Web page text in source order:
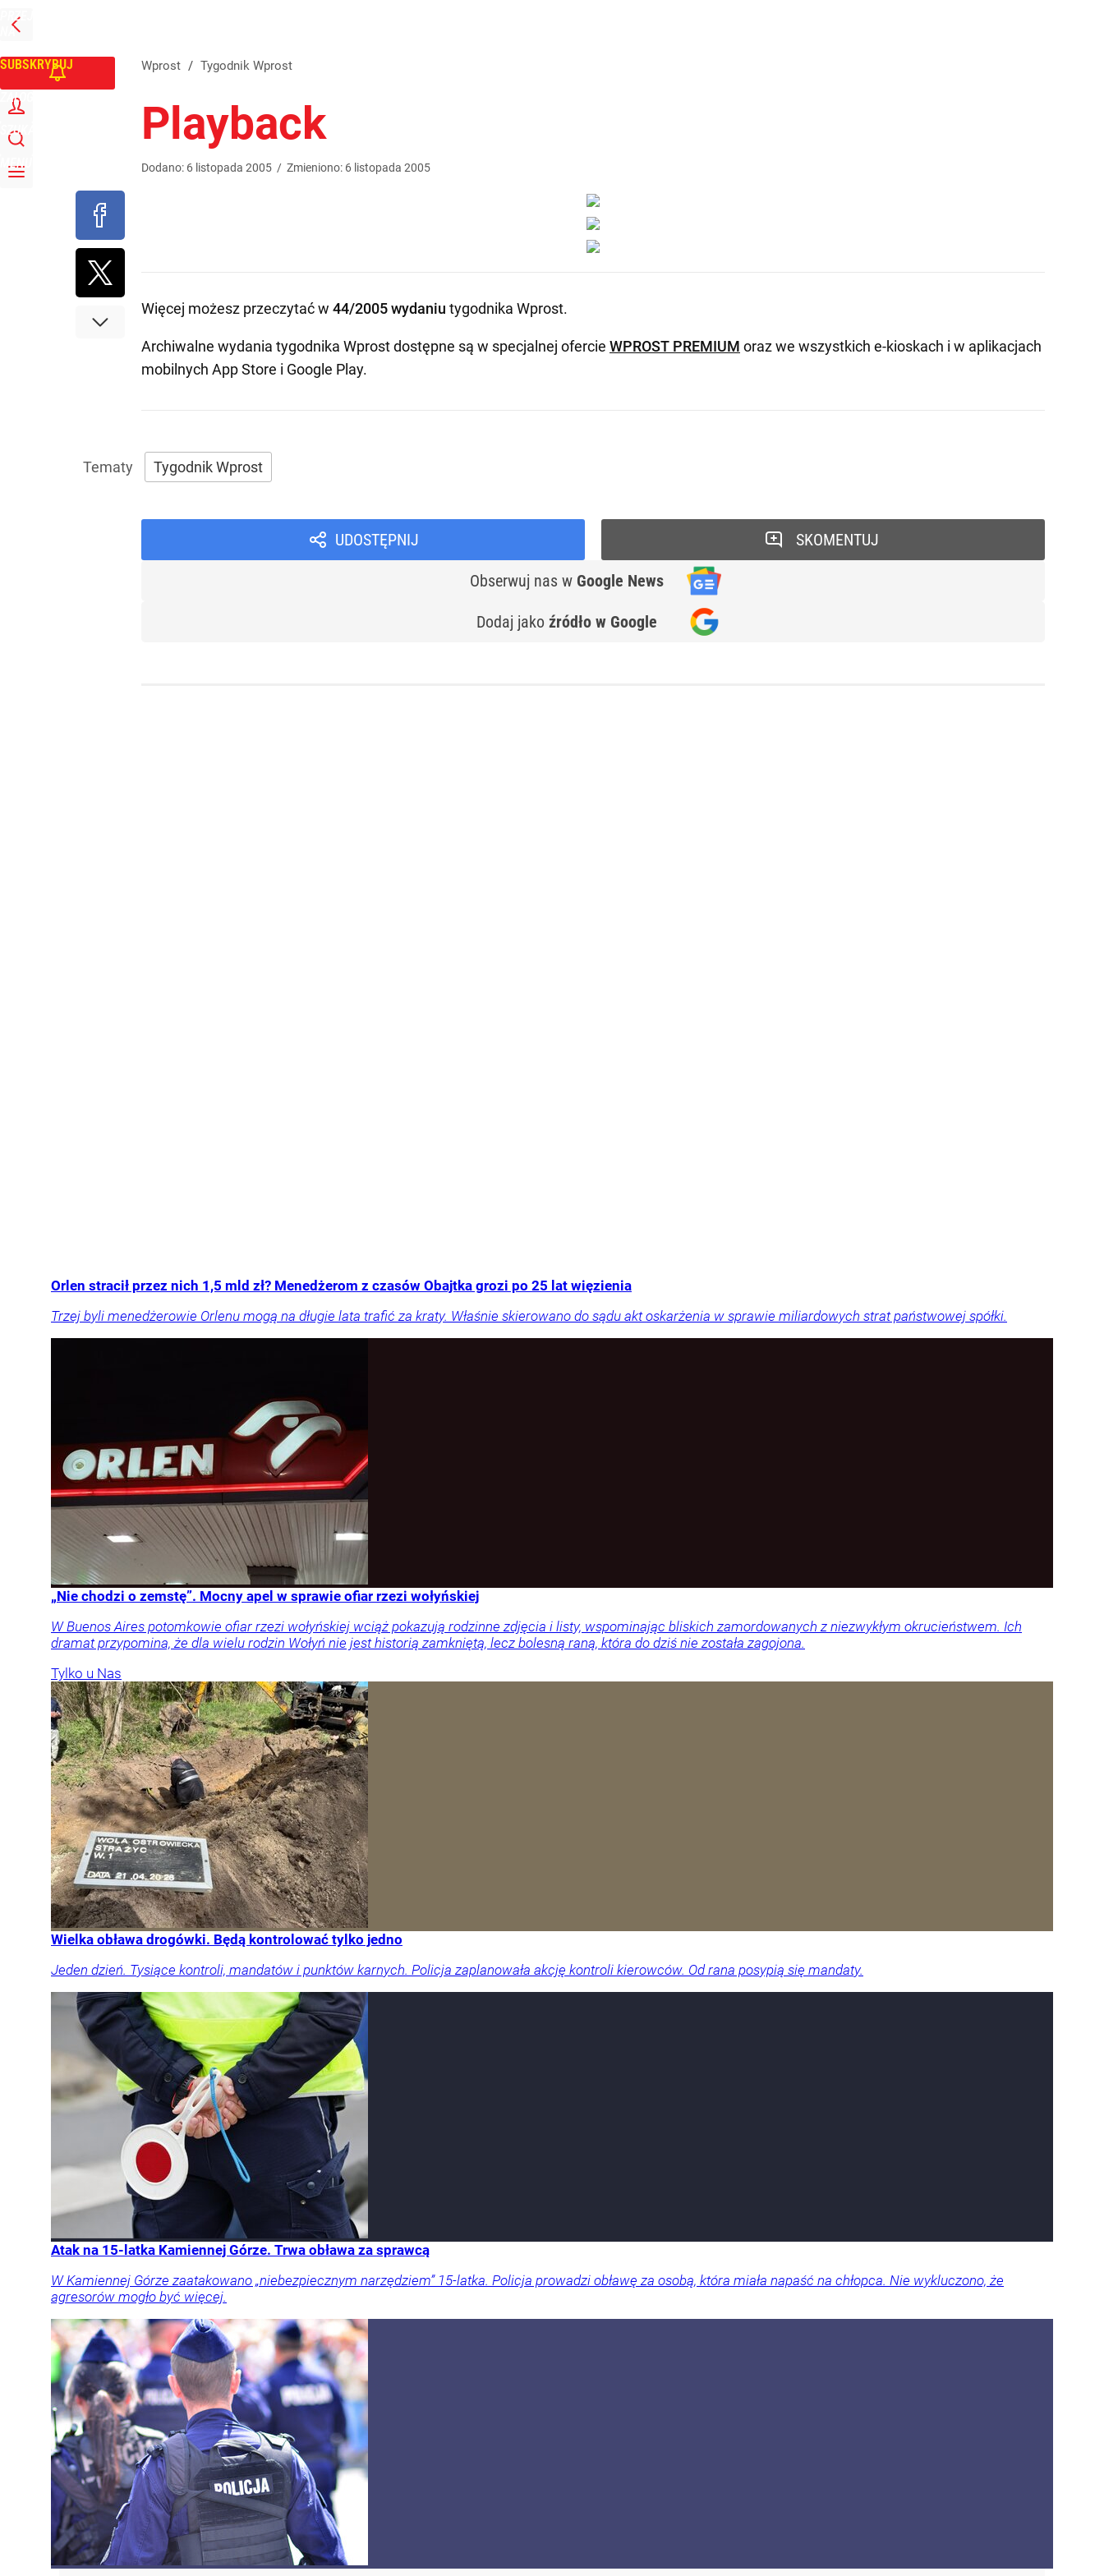
PRZEJDŹ
NA
GŁÓWNĄ
SUBSKRYBUJ
ZALOGUJ
SZUKAJ
MENU
Wprost / Tygodnik Wprost
Playback
Dodano: 6 listopada 2005 / Zmieniono: 6 listopada 2005
Więcej możesz przeczytać w 44/2005 wydaniu tygodnika Wprost.
Archiwalne wydania tygodnika Wprost dostępne są w specjalnej ofercie WPROST PREMIUM oraz we wszystkich e-kioskach i w aplikacjach
mobilnych App Store i Google Play.
Tygodnik Wprost
UDOSTĘPNIJ
Obserwuj nas w Google News
Dodaj jako źródło w Google
SKOMENTUJ
Orlen stracił przez nich 1,5 mld zł? Menedżerom z czasów Obajtka grozi po 25 lat więzienia
Trzej byli menedżerowie Orlenu mogą na długie lata trafić za kraty. Właśnie skierowano do sądu akt oskarżenia w sprawie miliardowych strat państwowej spółki.
„Nie chodzi o zemstę”. Mocny apel w sprawie ofiar rzezi wołyńskiej
W Buenos Aires potomkowie ofiar rzezi wołyńskiej wciąż pokazują rodzinne zdjęcia i listy, wspominając bliskich zamordowanych z niezwykłym okrucieństwem. Ich
dramat przypomina, że dla wielu rodzin Wołyń nie jest historią zamkniętą, lecz bolesną raną, która do dziś nie została zagojona.
Tylko u Nas
Wielka obława drogówki. Będą kontrolować tylko jedno
Jeden dzień. Tysiące kontroli, mandatów i punktów karnych. Policja zaplanowała akcję kontroli kierowców. Od rana posypią się mandaty.
Atak na 15-latka Kamiennej Górze. Trwa obława za sprawcą
W Kamiennej Górze zaatakowano „niebezpiecznym narzędziem” 15-latka. Policja prowadzi obławę za osobą, która miała napaść na chłopca. Nie wykluczono, że
agresorów mogło być więcej.